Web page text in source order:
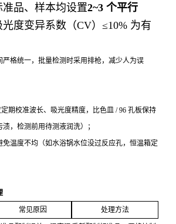
品、样本均设置2~3 个平行
光度变异系数（CV）≤10% 为有
严格统一，批量检测时采用排枪，减少人为误
期校准波长、吸光度精度，比色皿 / 96 孔板保持
，检测前用待测液润洗）；
免温度不均（如水浴锅水位没过反应孔，恒温箱定
常见原因 处理方法